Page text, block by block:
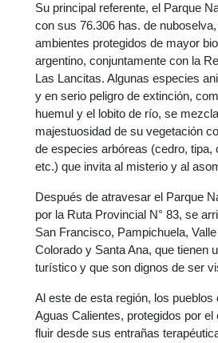
Su principal referente, el Parque
con sus 76.306 has. de
ambientes protegidos de mayor
argentino, conjuntamente con la
Las Lancitas. Algunas especies
y en serio peligro de extinción,
huemul y el lobito de río, se
majestuosidad de su vegetación
de especies arbóreas (cedro, tipa,
etc.) que invita al misterio y al
Después de atravesar el Parque
por la Ruta Provincial N° 83, se
San Francisco, Pampichuela,
Colorado y Santa Ana, que tienen
turístico y que son dignos de ser
Al este de esta región, los
Aguas Calientes, protegidos por el
fluir desde sus entrañas